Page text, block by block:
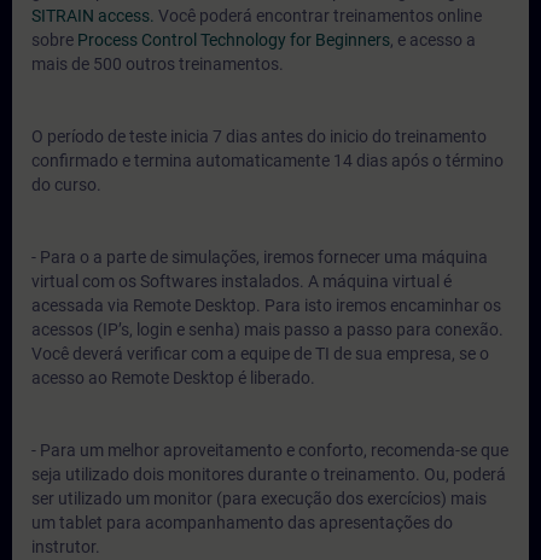
SITRAIN access. Você poderá encontrar treinamentos online
sobre Process Control Technology for Beginners, e acesso a
mais de 500 outros treinamentos.
O período de teste inicia 7 dias antes do inicio do treinamento
confirmado e termina automaticamente 14 dias após o término
do curso.
- Para o a parte de simulações, iremos fornecer uma máquina
virtual com os Softwares instalados. A máquina virtual é
acessada via Remote Desktop. Para isto iremos encaminhar os
acessos (IP’s, login e senha) mais passo a passo para conexão.
Você deverá verificar com a equipe de TI de sua empresa, se o
acesso ao Remote Desktop é liberado.
- Para um melhor aproveitamento e conforto, recomenda-se que
seja utilizado dois monitores durante o treinamento. Ou, poderá
ser utilizado um monitor (para execução dos exercícios) mais
um tablet para acompanhamento das apresentações do
instrutor.